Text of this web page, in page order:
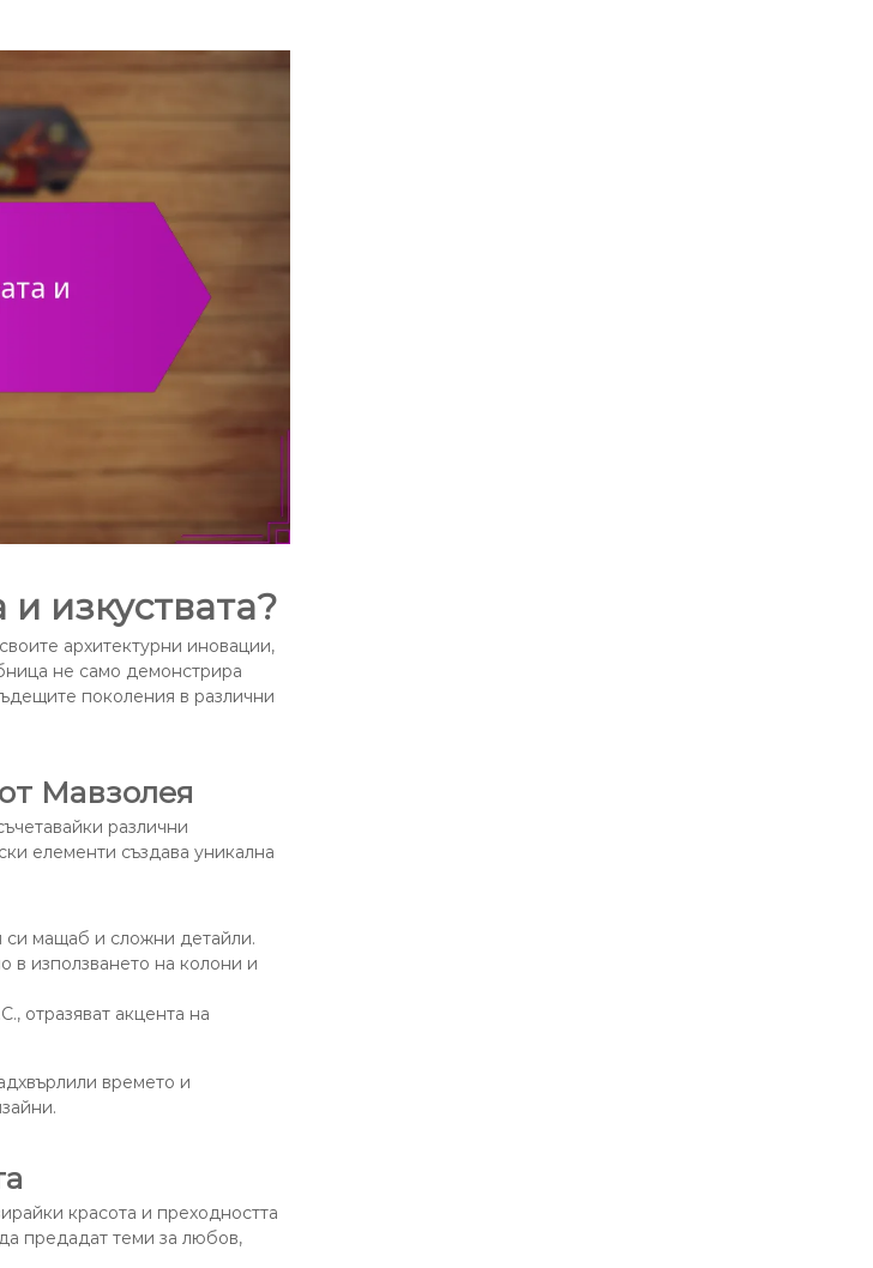
изкуствата?
архитектурни иновации,
не само демонстрира
поколения в различни
Мавзолея
различни
елементи създава уникална
си мащаб и сложни детайли.
в използването на колони и
отразяват акцента на
времето и
красота и преходността
предадат теми за любов,